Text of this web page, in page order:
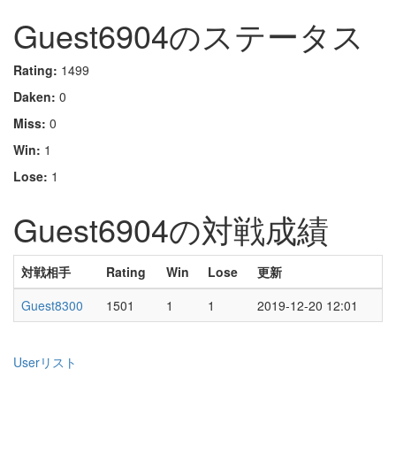
Guest6904のステータス
Rating: 1499
Daken: 0
Miss: 0
Win: 1
Lose: 1
Guest6904の対戦成績
対戦相手 Rating Win Lose
更新
Guest8300
1501 1 1 2019-12-20 12:01
Userリスト